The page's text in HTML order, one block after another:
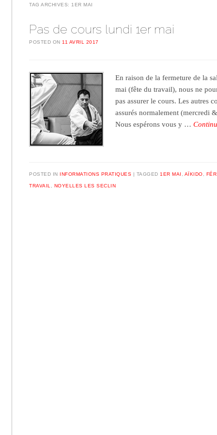
TAG ARCHIVES: 1ER MAI
Pas de cours lundi 1er mai
POSTED ON11 AVRIL 2017
En raison de la fermeture de la
mai (fête du travail), nous ne
pas assurer le cours. Les autres
assurés normalement (mercredi
Nous espérons vous y …
POSTED IN INFORMATIONS PRATIQUES TAGGED 1ER MAI AÏKIDO
TRAVAIL NOYELLES LES SECLIN